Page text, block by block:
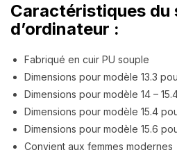
Caractéristiques du
d’ordinateur :
Fabriqué en cuir PU souple
Dimensions pour modèle 13.3
Dimensions pour modèle 14 –
Dimensions pour modèle 15.4
Dimensions pour modèle 15.6
Convient aux femmes modernes